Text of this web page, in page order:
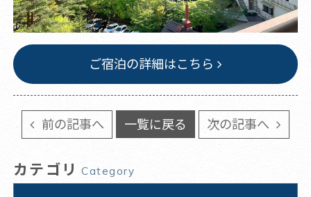
ご宿泊の詳細はこちら
前の記事へ 一覧に戻る 次の記事へ
カテゴリ Category